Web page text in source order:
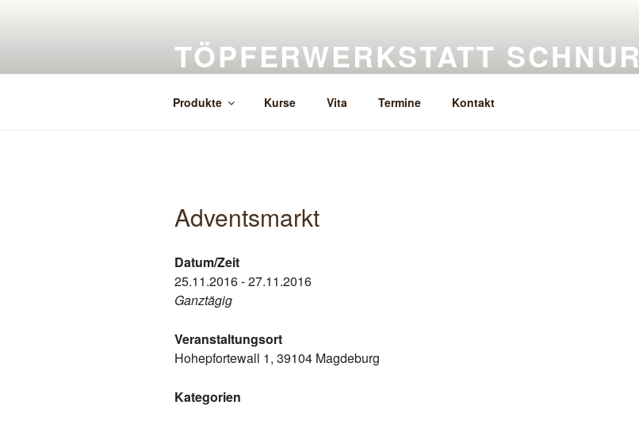
TÖPFERWERKSTATT SCHNUR
Produkte Kurse Vita Termine Kontakt
Adventsmarkt
Datum/Zeit
25.11.2016 - 27.11.2016
Ganztägig
Veranstaltungsort
Hohepfortewall 1, 39104 Magdeburg
Kategorien